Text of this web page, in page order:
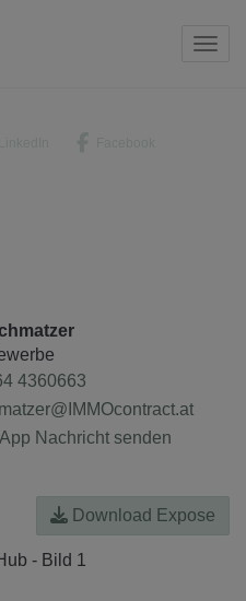
4360663
Nachricht senden
Download Expose